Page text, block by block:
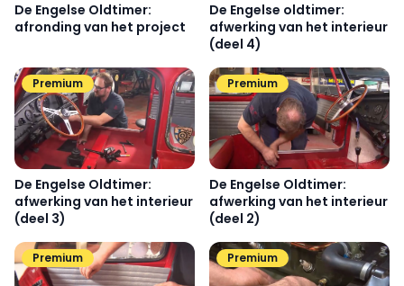
De Engelse Oldtimer:
afronding van het project
De Engelse oldtimer:
afwerking van het interieur
(deel 4)
Premium
De Engelse Oldtimer:
afwerking van het interieur
(deel 3)
Premium
De Engelse Oldtimer:
afwerking van het interieur
(deel 2)
Premium Premium